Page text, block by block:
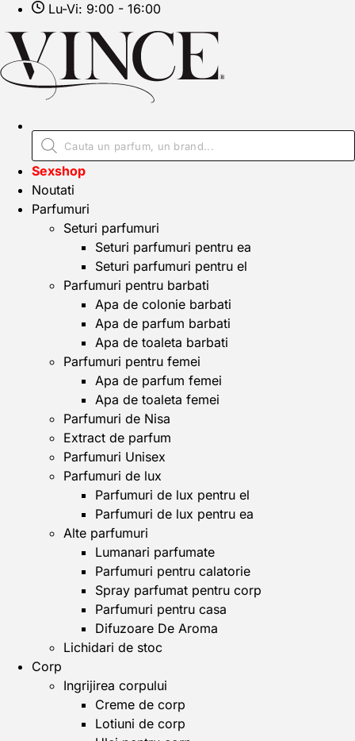
Lu-Vi: 9:00 - 16:00
Sexshop
Noutati
Parfumuri
Seturi parfumuri
Seturi parfumuri pentru ea
Seturi parfumuri pentru el
Parfumuri pentru barbati
Apa de colonie barbati
Apa de parfum barbati
Apa de toaleta barbati
Parfumuri pentru femei
Apa de parfum femei
Apa de toaleta femei
Parfumuri de Nisa
Extract de parfum
Parfumuri Unisex
Parfumuri de lux
Parfumuri de lux pentru el
Parfumuri de lux pentru ea
Alte parfumuri
Lumanari parfumate
Parfumuri pentru calatorie
Spray parfumat pentru corp
Parfumuri pentru casa
Difuzoare De Aroma
Lichidari de stoc
Corp
Ingrijirea corpului
Creme de corp
Lotiuni de corp